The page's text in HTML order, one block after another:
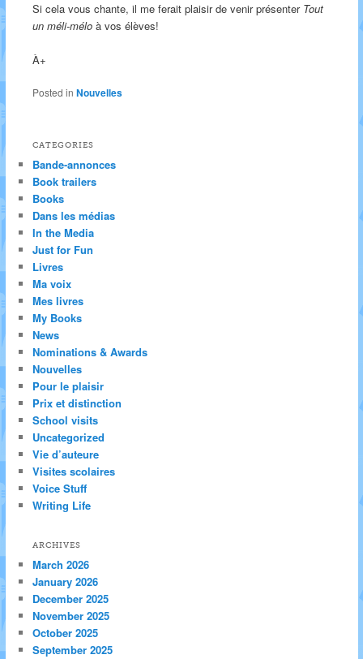
Si cela vous chante, il me ferait plaisir de venir présenter Tout
un méli-méloà vos élèves!
À+
Posted in Nouvelles
CATEGORIES
Bande-annonces
Book trailers
Books
Dans les médias
In the Media
Just for Fun
Livres
Ma voix
Mes livres
My Books
News
Nominations & Awards
Nouvelles
Pour le plaisir
Prix et distinction
School visits
Uncategorized
Vie d’auteure
Visites scolaires
Voice Stuff
Writing Life
ARCHIVES
March 2026
January 2026
December 2025
November 2025
October 2025
September 2025